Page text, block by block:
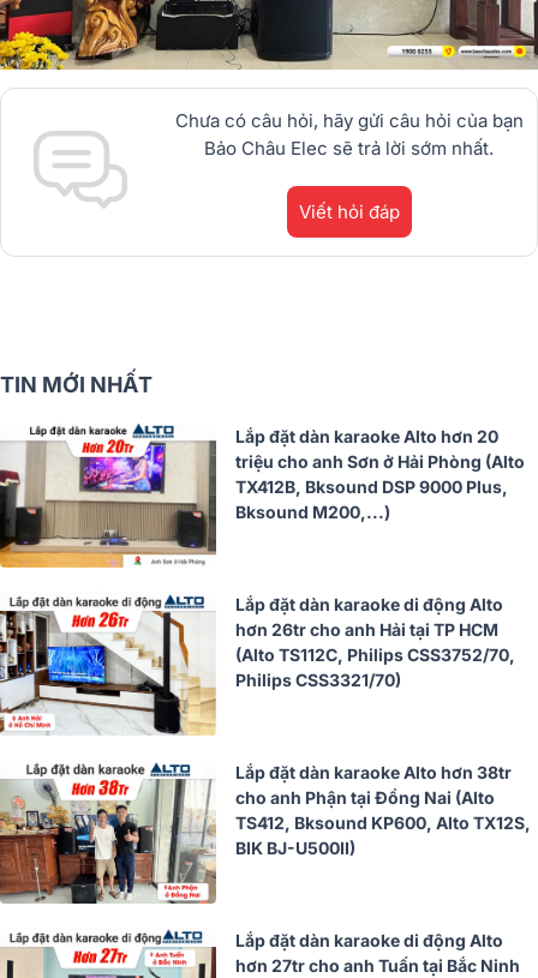
Chưa có câu hỏi, hãy gửi câu hỏi của bạn
Bảo Châu Elec sẽ trả lời sớm nhất.
Viết hỏi đáp
TIN MỚI NHẤT
Lắp đặt dàn karaoke Alto hơn 20
triệu cho anh Sơn ở Hải Phòng (Alto
TX412B, Bksound DSP 9000 Plus,
Bksound M200,...)
Lắp đặt dàn karaoke di động Alto
hơn 26tr cho anh Hải tại TP HCM
(Alto TS112C, Philips CSS3752/70,
Philips CSS3321/70)
Lắp đặt dàn karaoke Alto hơn 38tr
cho anh Phận tại Đồng Nai (Alto
TS412, Bksound KP600, Alto TX12S,
BIK BJ-U500II)
Lắp đặt dàn karaoke di động Alto
hơn 27tr cho anh Tuấn tại Bắc Ninh